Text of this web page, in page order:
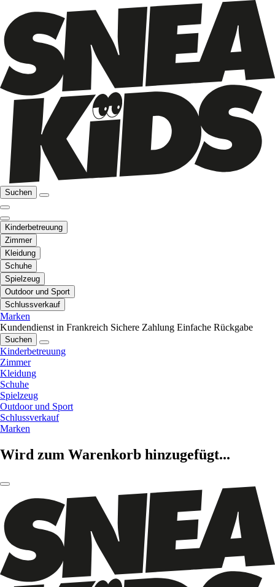
Suchen
Kinderbetreuung
Zimmer
Kleidung
Schuhe
Spielzeug
Outdoor und Sport
Schlussverkauf
Marken
Kundendienst in Frankreich Sichere Zahlung Einfache Rückgabe
Suchen
Kinderbetreuung
Zimmer
Kleidung
Schuhe
Spielzeug
Outdoor und Sport
Schlussverkauf
Marken
Wird zum Warenkorb hinzugefügt...